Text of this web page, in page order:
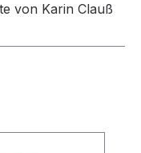
von Karin Clauß